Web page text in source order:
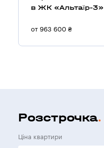
в ЖК «Альтаїр-3»
от 963 600 ₴
Розстрочка
Ціна квартири